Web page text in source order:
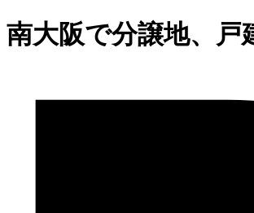
南大阪で分譲地、